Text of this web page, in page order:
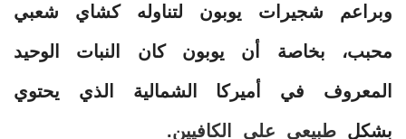
وبراعم شجيرات يوبون لتناوله كشاي شعبي
محبب، بخاصة أن يوبون كان النبات الوحيد
المعروف في أميركا الشمالية الذي يحتوي
بشكل طبيعي على الكافيين.